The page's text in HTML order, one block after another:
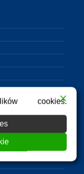
cookies.